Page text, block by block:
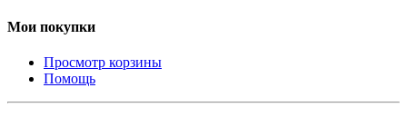
Мои покупки
Просмотр корзины
Помощь